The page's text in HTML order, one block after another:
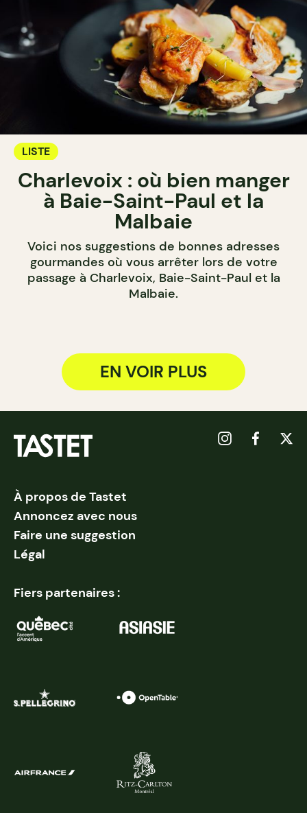
LISTE
Charlevoix : où bien manger
à Baie-Saint-Paul et la
Malbaie
Voici nos suggestions de bonnes adresses
gourmandes où vous arrêter lors de votre
passage à Charlevoix, Baie-Saint-Paul et la
Malbaie.
EN VOIR PLUS
À propos de Tastet
Annoncez avec nous
Faire une suggestion
Légal
Fiers partenaires :